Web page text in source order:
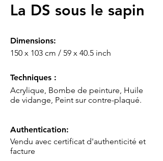
La DS sous le sapin
Dimensions:
150 x 103 cm / 59 x 40.5 inch
Techniques :
Acrylique, Bombe de peinture, Huile
de vidange, Peint sur contre-plaqué.
Authentication:
Vendu avec certificat d'authenticité et
facture